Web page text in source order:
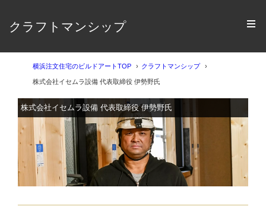
クラフトマンシップ
横浜注文住宅のビルドアートTOP クラフトマンシップ
株式会社イセムラ設備 代表取締役 伊勢野氏
株式会社イセムラ設備 代表取締役 伊勢野氏